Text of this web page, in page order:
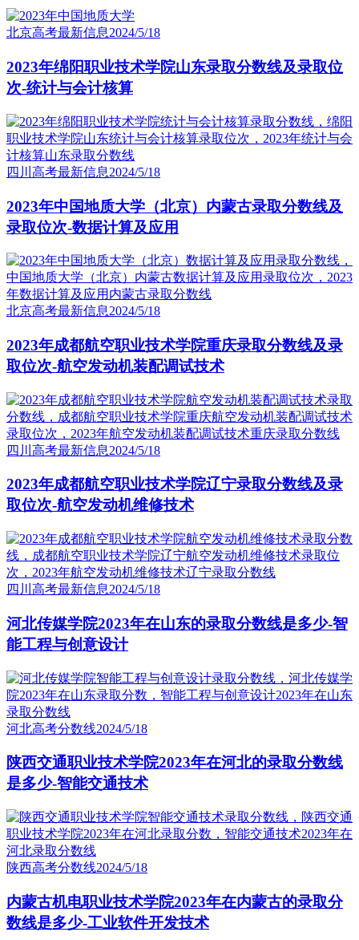
北京高考最新信息2024/5/18
2023年绵阳职业技术学院山东录取分数线及录取位
次-统计与会计核算
四川高考最新信息2024/5/18
2023年中国地质大学（北京）内蒙古录取分数线及
录取位次-数据计算及应用
北京高考最新信息2024/5/18
2023年成都航空职业技术学院重庆录取分数线及录
取位次-航空发动机装配调试技术
四川高考最新信息2024/5/18
2023年成都航空职业技术学院辽宁录取分数线及录
取位次-航空发动机维修技术
四川高考最新信息2024/5/18
河北传媒学院2023年在山东的录取分数线是多少-智
能工程与创意设计
河北高考分数线2024/5/18
陕西交通职业技术学院2023年在河北的录取分数线
是多少-智能交通技术
陕西高考分数线2024/5/18
内蒙古机电职业技术学院2023年在内蒙古的录取分
数线是多少-工业软件开发技术